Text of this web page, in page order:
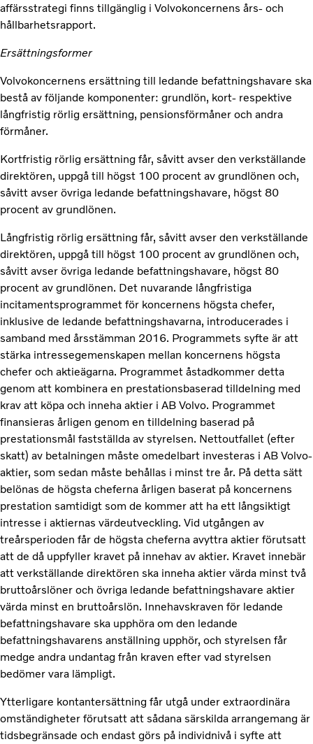
affärsstrategi finns tillgänglig i Volvokoncernens års- och
hållbarhetsrapport.
Ersättningsformer
Volvokoncernens ersättning till ledande befattningshavare ska
bestå av följande komponenter: grundlön, kort- respektive
långfristig rörlig ersättning, pensionsförmåner och andra
förmåner.
Kortfristig rörlig ersättning får, såvitt avser den verkställande
direktören, uppgå till högst 100 procent av grundlönen och,
såvitt avser övriga ledande befattningshavare, högst 80
procent av grundlönen.
Långfristig rörlig ersättning får, såvitt avser den verkställande
direktören, uppgå till högst 100 procent av grundlönen och,
såvitt avser övriga ledande befattningshavare, högst 80
procent av grundlönen. Det nuvarande långfristiga
incitamentsprogrammet för koncernens högsta chefer,
inklusive de ledande befattningshavarna, introducerades i
samband med årsstämman 2016. Programmets syfte är att
stärka intressegemenskapen mellan koncernens högsta
chefer och aktieägarna. Programmet åstadkommer detta
genom att kombinera en prestationsbaserad tilldelning med
krav att köpa och inneha aktier i AB Volvo. Programmet
finansieras årligen genom en tilldelning baserad på
prestationsmål fastställda av styrelsen. Nettoutfallet (efter
skatt) av betalningen måste omedelbart investeras i AB Volvo-
aktier, som sedan måste behållas i minst tre år. På detta sätt
belönas de högsta cheferna årligen baserat på koncernens
prestation samtidigt som de kommer att ha ett långsiktigt
intresse i aktiernas värdeutveckling. Vid utgången av
treårsperioden får de högsta cheferna avyttra aktier förutsatt
att de då uppfyller kravet på innehav av aktier. Kravet innebär
att verkställande direktören ska inneha aktier värda minst två
bruttoårslöner och övriga ledande befattningshavare aktier
värda minst en bruttoårslön. Innehavskraven för ledande
befattningshavare ska upphöra om den ledande
befattningshavarens anställning upphör, och styrelsen får
medge andra undantag från kraven efter vad styrelsen
bedömer vara lämpligt.
Ytterligare kontantersättning får utgå under extraordinära
omständigheter förutsatt att sådana särskilda arrangemang är
tidsbegränsade och endast görs på individnivå i syfte att